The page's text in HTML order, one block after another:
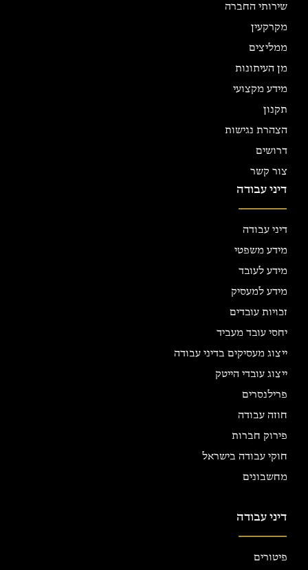
שירותי החברה
מקרקעין
ממליצים
מן העיתונות
מידע מקצועי
תקנון
הצהרת נגישות
דרושים
צור קשר
דיני עבודה
דיני עבודה
מידע משפטי
מידע לעובד
מידע למעסיק
זכויות עובדים
יחסי עובד מעביד
ייצוג מעסיקים בדיני עבודה
ייצוג עובדי הייטק
פרילנסרים
חוזה עבודה
פירוק חברות
חוקי עבודה בישראל
מחשבונים
דיני עבודה
פיטורים